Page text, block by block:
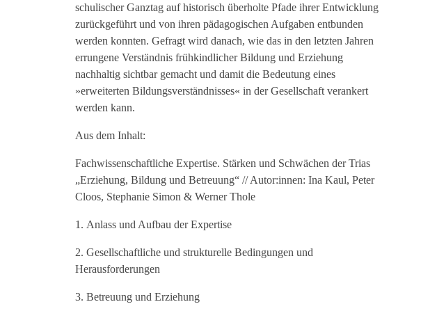
schulischer Ganztag auf historisch überholte Pfade ihrer Entwicklung
zurück­geführt und von ihren pädagogischen Aufgaben ent­bunden
werden konnten. Gefragt wird danach, wie das in den letzten Jahren
errungene Verständnis frühkindlicher Bildung und Erziehung
nachhaltig sichtbar gemacht und damit die Bedeutung eines
»erweiterten Bildungsver­ständnisses« in der Gesellschaft verankert
werden kann.
Aus dem Inhalt:
Fachwissenschaftliche Expertise. Stärken und Schwächen der Trias
„Erziehung, Bildung und Betreuung“ // Autor:innen: Ina Kaul, Peter
Cloos, Stephanie Simon & Werner Thole
Anlass und Aufbau der Expertise
Gesellschaftliche und strukturelle Bedingungen und
Herausforderungen
Betreuung und Erziehung